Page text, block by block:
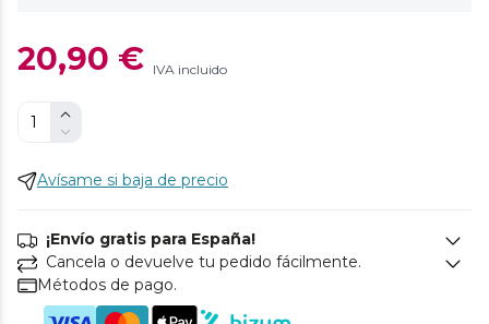
20,90 € IVA incluido
Avísame si baja de precio
¡Envío gratis para España!
Cancela o devuelve tu pedido fácilmente.
Métodos de pago.